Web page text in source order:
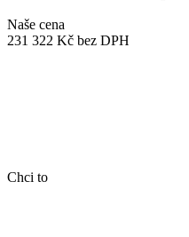
Naše cena
231 322 Kč bez DPH
Chci to